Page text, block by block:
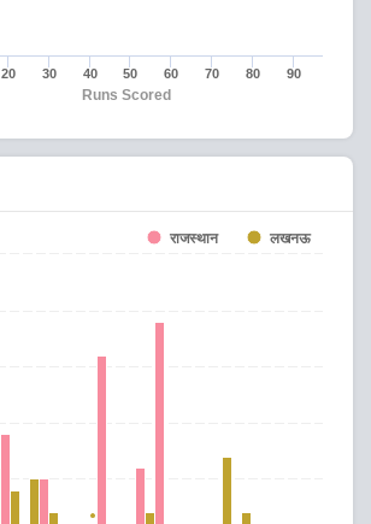
Runs Scored
20 30 40 50 60 70 80 90
राजस्थान लखनऊ